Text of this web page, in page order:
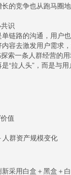
的竞争也从跑马
识
链路的沟通，用户
容去激发用户需求
索一条人群经营的
“拉人头”，而是与
值
群资产规模变化
采用白盒＋黑盒＋